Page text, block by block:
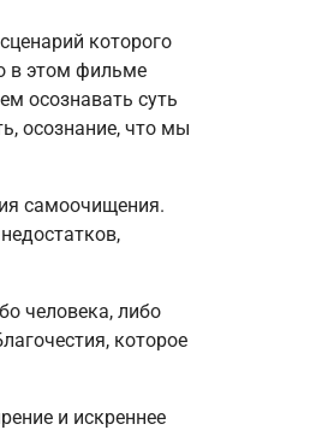
которого
в этом фильме
осознавать суть
осознание, что мы
самоочищения.
человека, либо
которое
и искреннее